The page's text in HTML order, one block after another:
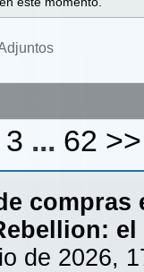
3 ... 62 >>
compras
de 2026,